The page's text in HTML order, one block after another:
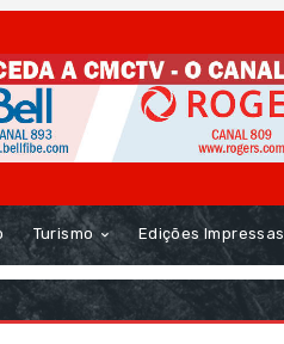
Turismo Edições Impressas